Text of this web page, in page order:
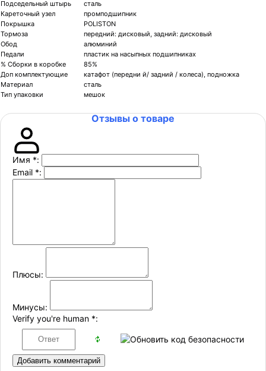
Подседельный штырь
сталь
Кареточный узел
промподшипник
Покрышка
POLISTON
Тормоза
передний: дисковый, задний: дисковый
Обод
алюминий
Педали
пластик на насыпных подшипниках
% Сборки в коробке
85%
Доп комплектующие
катафот (передни й/ задний / колеса), подножка
Материал
сталь
Тип упаковки
мешок
Отзывы о товаре
Имя *:
Email *:
Плюсы:
Минусы:
Verify you're human *:
Добавить комментарий